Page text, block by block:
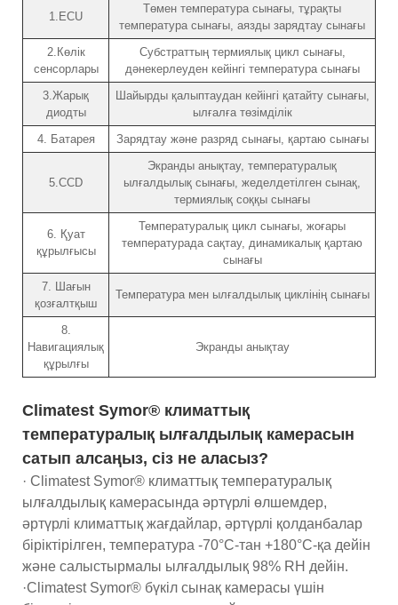
1.ECU
Төмен температура сынағы, тұрақты
температура сынағы, аязды зарядтау сынағы
2.Көлік
сенсорлары
Субстраттың термиялық цикл сынағы,
дәнекерлеуден кейінгі температура сынағы
3.Жарық
диодты
Шайырды қалыптаудан кейінгі қатайту сынағы,
ылғалға төзімділік
4. Батарея
Зарядтау және разряд сынағы, қартаю сынағы
5.CCD
Экранды анықтау, температуралық
ылғалдылық сынағы, жеделдетілген сынақ,
термиялық соққы сынағы
6. Қуат
құрылғысы
Температуралық цикл сынағы, жоғары
температурада сақтау, динамикалық қартаю
сынағы
7. Шағын
қозғалтқыш
Температура мен ылғалдылық циклінің сынағы
8.
Навигациялық
құрылғы
Экранды анықтау
Climatest Symor® климаттық
температуралық ылғалдылық камерасын
сатып алсаңыз, сіз не аласыз?
· Climatest Symor® климаттық температуралық
ылғалдылық камерасында әртүрлі өлшемдер,
әртүрлі климаттық жағдайлар, әртүрлі қолданбалар
біріктірілген, температура -70°C-тан +180°C-қа дейін
және салыстырмалы ылғалдылық 98% RH дейін.
·Climatest Symor® бүкіл сынақ камерасы үшін